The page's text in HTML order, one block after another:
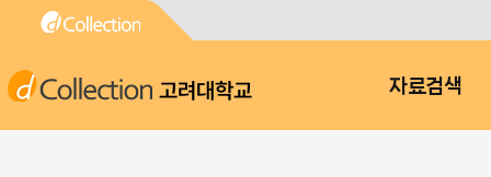
고려대학교 자료검색